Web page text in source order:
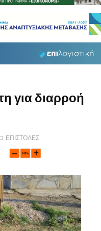
για διαρροή
ΕΠΙΣΤΟΛΕΣ